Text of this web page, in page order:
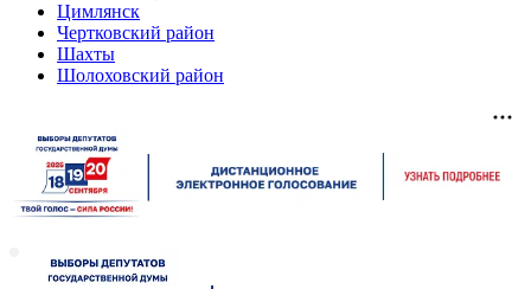
Цимлянск
Чертковский район
Шахты
Шолоховский район